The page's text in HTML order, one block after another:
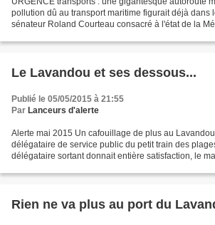
pollution dû au transport maritime figurait déjà dans
sénateur Roland Courteau consacré à l'état de la
Le Lavandou et ses dessous...
Publié le 05/05/2015 à 21:55
Par Lanceurs d'alerte
Alerte mai 2015 Un cafouillage de plus au
délégataire de service public du petit train des
délégataire sortant donnait entière satisfaction, le
Rien ne va plus au port du